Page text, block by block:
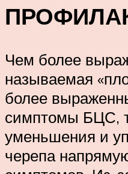
Чем более
называемая
более
симптомы БЦС,
уменьшения и
черепа